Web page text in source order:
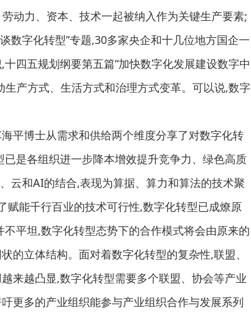
力、资本、技术一起被纳入作为关键生产要素;
数字化转型”专题,30多家央企和十几位地方国企一
四五规划纲要第五篇“加快数字化发展建设数字中
生产方式、生活方式和治理方式变革。可以说,数字
博士从需求和供给两个维度分享了对数字化转
是各组织进一步降本增效提升竞争力、绿色高质
云和AI的结合,表现为算据、算力和算法的技术聚
赋能千行百业的技术可行性,数字化转型已成燎原
平坦,数字化转型态势下的合作模式将会由原来的
的立体结构。面对着数字化转型的复杂性,联盟、
来越凸显,数字化转型需要多个联盟、协会等产业
更多的产业组织能参与产业组织合作与发展系列